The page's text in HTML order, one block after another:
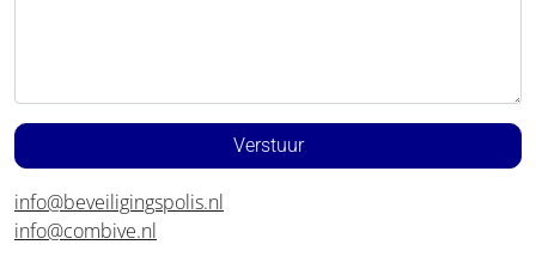
Verstuur
info@beveiligingspolis.nl
info@combive.nl